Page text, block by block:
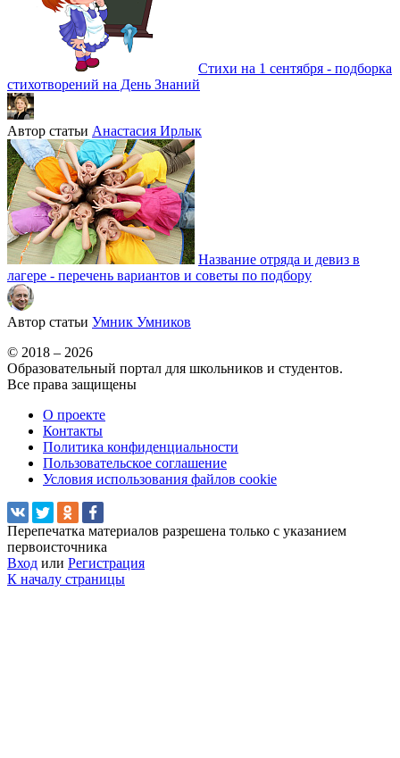
Стихи на 1 сентября - подборка
стихотворений на День Знаний
Автор статьи Анастасия Ирлык
Название отряда и девиз в
лагере - перечень вариантов и советы по подбору
Автор статьи Умник Умников
© 2018 – 2026
Образовательный портал для школьников и студентов.
Все права защищены
О проекте
Контакты
Политика конфиденциальности
Пользовательское соглашение
Условия использования файлов cookie
Перепечатка материалов разрешена только с указанием
первоисточника
Вход или Регистрация
К началу страницы